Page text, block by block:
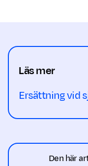
Läs mer
Ersättning vid
Den här